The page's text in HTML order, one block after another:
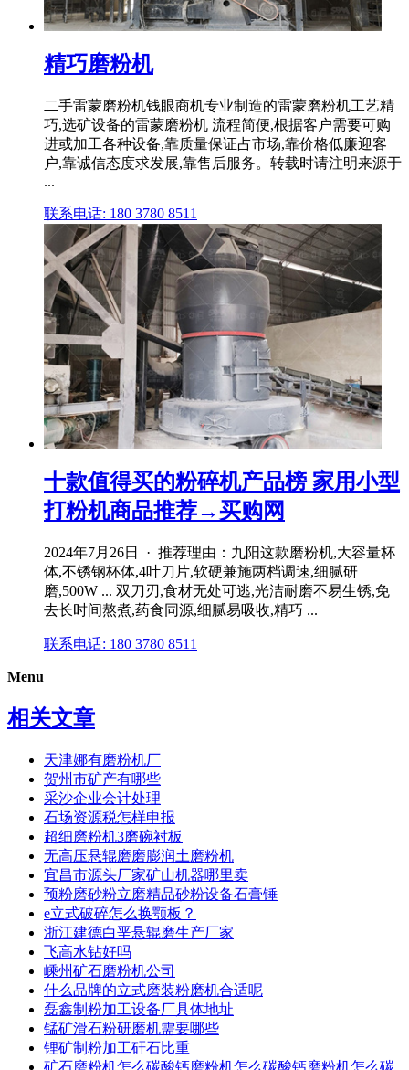
精巧磨粉机
二手雷蒙磨粉机钱眼商机专业制造的雷蒙磨粉机工艺精
巧,选矿设备的雷蒙磨粉机 流程简便,根据客户需要可购
进或加工各种设备,靠质量保证占市场,靠价格低廉迎客
户,靠诚信态度求发展,靠售后服务。转载时请注明来源于
...
联系电话: 180 3780 8511
十款值得买的粉碎机产品榜 家用小型
打粉机商品推荐→买购网
2024年7月26日 · 推荐理由：九阳这款磨粉机,大容量杯
体,不锈钢杯体,4叶刀片,软硬兼施两档调速,细腻研
磨,500W ... 双刀刃,食材无处可逃,光洁耐磨不易生锈,免
去长时间熬煮,药食同源,细腻易吸收,精巧 ...
联系电话: 180 3780 8511
Menu
相关文章
天津娜有磨粉机厂
贺州市矿产有哪些
采沙企业会计处理
石场资源税怎样申报
超细磨粉机3磨碗衬板
无高压悬辊磨磨膨润土磨粉机
宜昌市源头厂家矿山机器哪里卖
预粉磨砂粉立磨精品砂粉设备石膏锤
e立式破碎怎么换颚板？
浙江建德白垩悬辊磨生产厂家
飞高水钻好吗
嵊州矿石磨粉机公司
什么品牌的立式磨装粉磨机合适呢
磊鑫制粉加工设备厂具体地址
锰矿滑石粉研磨机需要哪些
锂矿制粉加工矸石比重
矿石磨粉机怎么碳酸钙磨粉机怎么碳酸钙磨粉机怎么碳